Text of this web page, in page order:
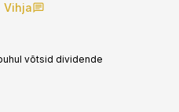
Vihja
võtsid dividende